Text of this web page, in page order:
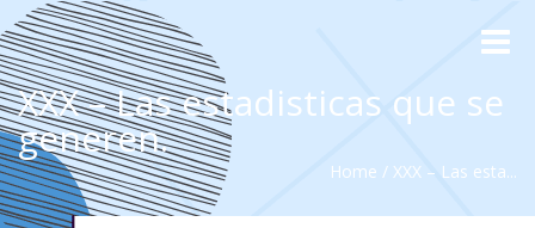
Toggle
XXX – Las estadisticas que se
generen.
Home / XXX – Las esta...